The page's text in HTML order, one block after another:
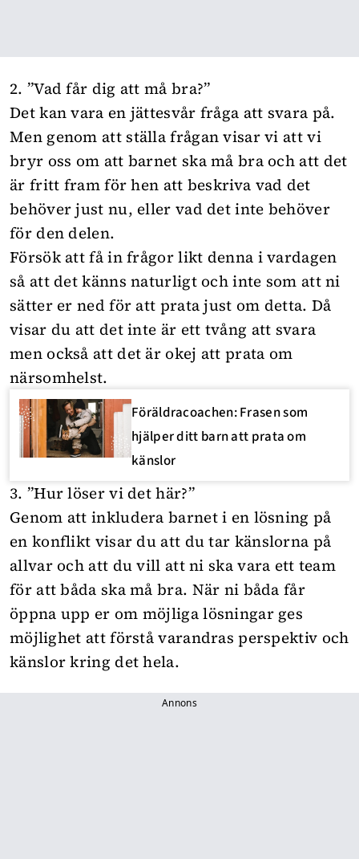
2. ”Vad får dig att må bra?”
Det kan vara en jättesvår fråga att svara på.
Men genom att ställa frågan visar vi att vi
bryr oss om att barnet ska må bra och att det
är fritt fram för hen att beskriva vad det
behöver just nu, eller vad det inte behöver
för den delen.
Försök att få in frågor likt denna i vardagen
så att det känns naturligt och inte som att ni
sätter er ned för att prata just om detta. Då
visar du att det inte är ett tvång att svara
men också att det är okej att prata om
närsomhelst.
Föräldracoachen: Frasen som
hjälper ditt barn att prata om
känslor
3. ”Hur löser vi det här?”
Genom att inkludera barnet i en lösning på
en konflikt visar du att du tar känslorna på
allvar och att du vill att ni ska vara ett team
för att båda ska må bra. När ni båda får
öppna upp er om möjliga lösningar ges
möjlighet att förstå varandras perspektiv och
känslor kring det hela.
Annons